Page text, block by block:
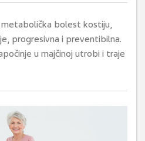
bolest kostiju,
progresivna i preventibilna.
u majčinoj utrobi i traje